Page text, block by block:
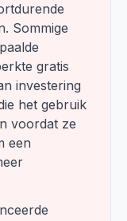
Sommige
gratis
investering
het gebruik
voordat ze
een